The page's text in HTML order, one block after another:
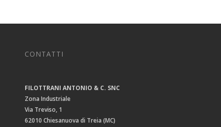
CONTATTI
FILOTTRANI ANTONIO & C. SNC
Zona Industriale
Via Treviso, 1
62010 Chiesanuova di Treia (MC)